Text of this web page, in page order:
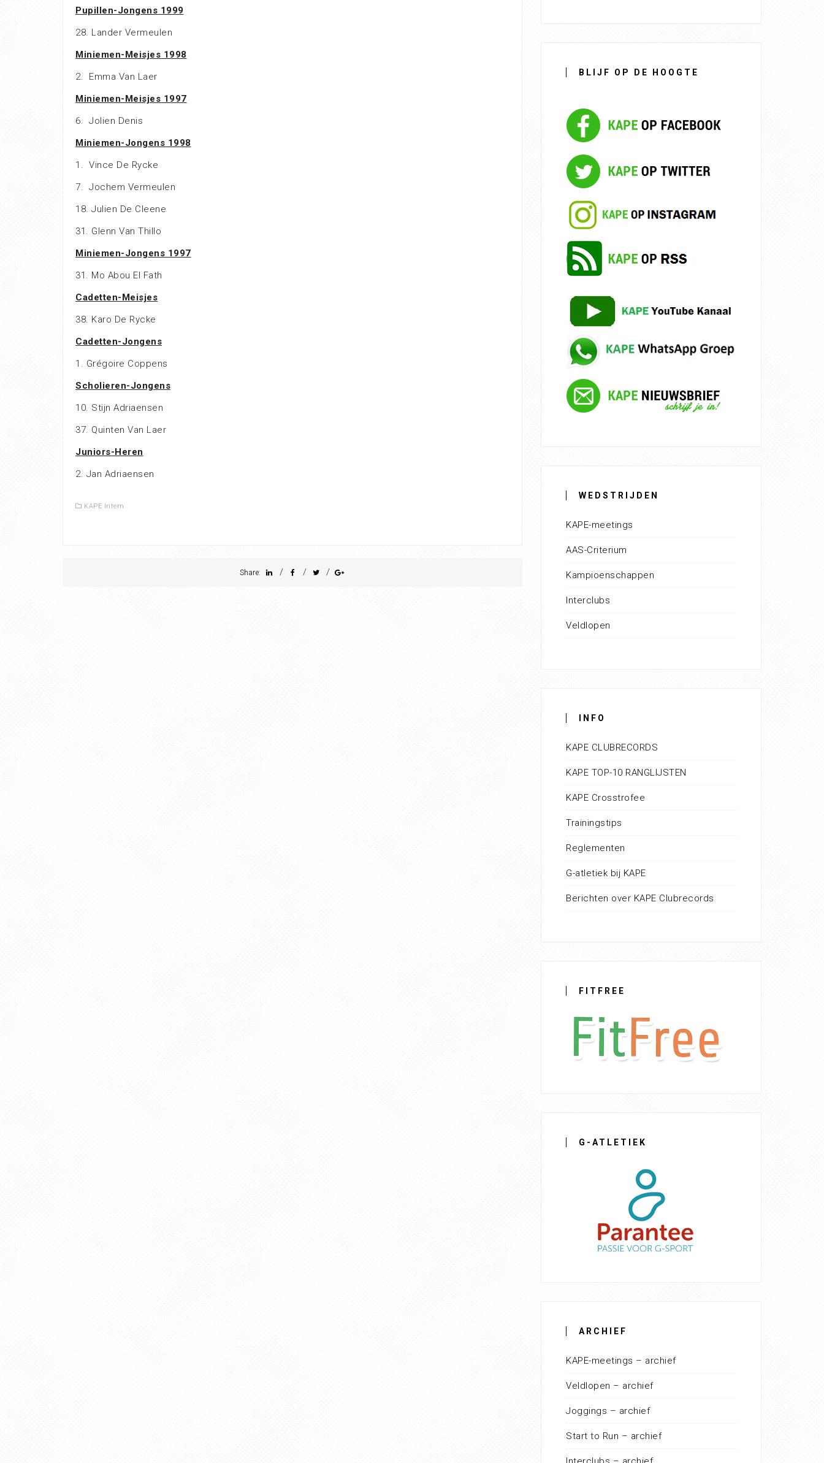
Pupillen-Jongens 1999
28. Lander Vermeulen
Miniemen-Meisjes 1998
2. Emma Van Laer
Miniemen-Meisjes 1997
6. Jolien Denis
Miniemen-Jongens 1998
1. Vince De Rycke
7. Jochem Vermeulen
18. Julien De Cleene
31. Glenn Van Thillo
Miniemen-Jongens 1997
31. Mo Abou El Fath
Cadetten-Meisjes
38. Karo De Rycke
Cadetten-Jongens
1. Grégoire Coppens
Scholieren-Jongens
10. Stijn Adriaensen
37. Quinten Van Laer
Juniors-Heren
2. Jan Adriaensen
KAPE Intern
Share: / / /
BLIJF OP DE HOOGTE
WEDSTRIJDEN
KAPE-meetings
AAS-Criterium
Kampioenschappen
Interclubs
Veldlopen
INFO
KAPE CLUBRECORDS
KAPE TOP-10 RANGLIJSTEN
KAPE Crosstrofee
Trainingstips
Reglementen
G-atletiek bij KAPE
Berichten over KAPE Clubrecords
FITFREE
G-ATLETIEK
ARCHIEF
KAPE-meetings – archief
Veldlopen – archief
Joggings – archief
Start to Run – archief